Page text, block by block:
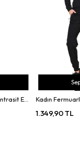
1.349,90 TL